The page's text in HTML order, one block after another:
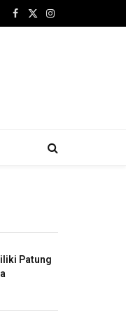
Facebook
X
Instagram
Patung